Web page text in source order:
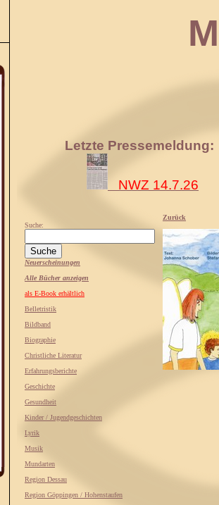
Letzte Pressemeldung:
NWZ 14.7.26
Suche:
Neuerscheinungen
Alle Bücher anzeigen
als E-Book erhältlich
Belletristik
Bildband
Biographie
Christliche Literatur
Erfahrungsberichte
Geschichte
Gesundheit
Kinder / Jugendgeschichten
Lyrik
Musik
Mundarten
Region Dessau
Region Göppingen / Hohenstaufen
Zurück